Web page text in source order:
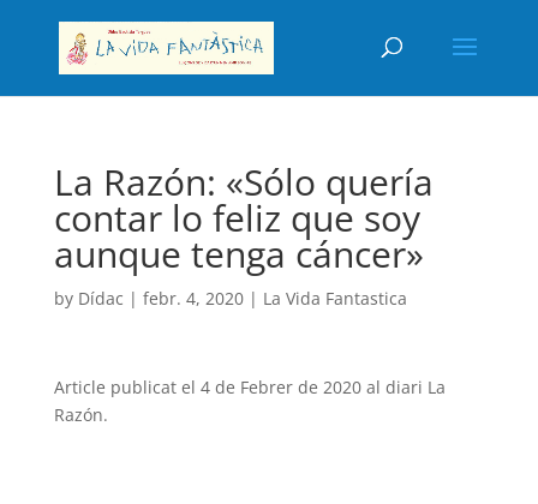
La Razón: «Sólo quería
contar lo feliz que soy
aunque tenga cáncer»
by Dídac | febr. 4, 2020| La Vida Fantastica
Article publicat el 4 de Febrer de 2020 al diari La
Razón.